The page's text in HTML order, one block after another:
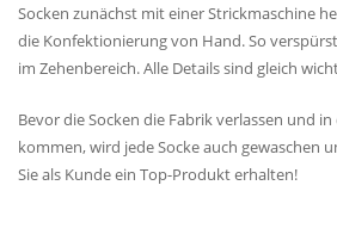
Socken zunächst mit einer Strickmaschine
die Konfektionierung von Hand. So
im Zehenbereich. Alle Details sind gleich
Bevor die Socken die Fabrik verlassen und
kommen, wird jede Socke auch gewaschen
Sie als Kunde ein Top-Produkt erhalten!